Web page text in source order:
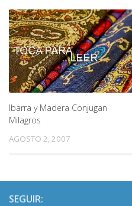
Ibarra y Madera Conjugan
Milagros
AGOSTO 2, 2007
SEGUIR: